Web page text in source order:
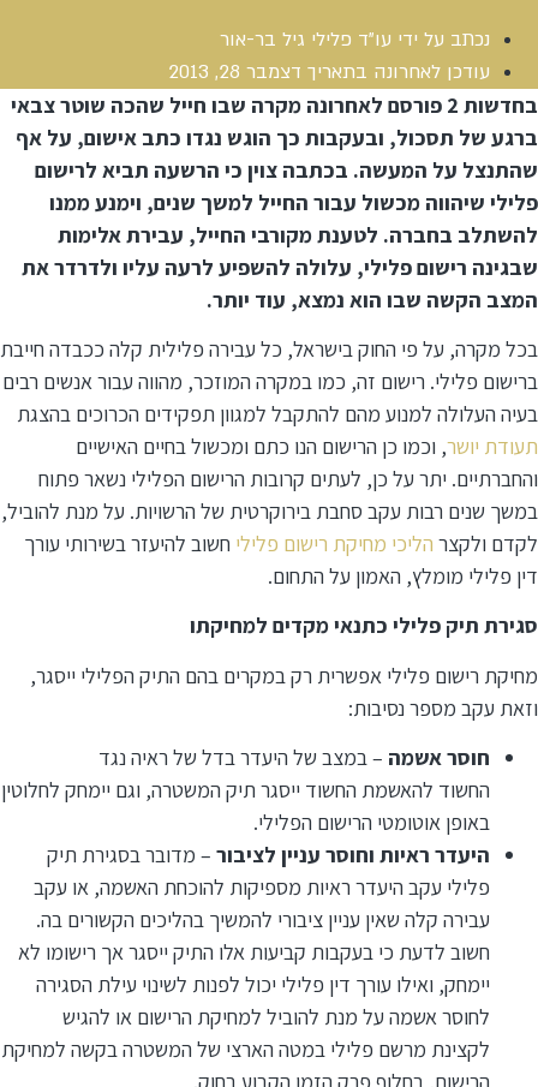
נכתב על ידי עו"ד פלילי גיל בר-אור
עודכן לאחרונה בתאריך דצמבר 28, 2013
בחדשות 2 פורסם לאחרונה מקרה שבו חייל שהכה שוטר צבאי
ברגע של תסכול, ובעקבות כך הוגש נגדו כתב אישום, על אף
שהתנצל על המעשה. בכתבה צוין כי הרשעה תביא לרישום
פלילי שיהווה מכשול עבור החייל למשך שנים, וימנע ממנו
להשתלב בחברה. לטענת מקורבי החייל, עבירת אלימות
שבגינה רישום פלילי, עלולה להשפיע לרעה עליו ולדרדר את
המצב הקשה שבו הוא נמצא, עוד יותר.
בכל מקרה, על פי החוק בישראל, כל עבירה פלילית קלה ככבדה חייבת
ברישום פלילי. רישום זה, כמו במקרה המוזכר, מהווה עבור אנשים רבים
בעיה העלולה למנוע מהם להתקבל למגוון תפקידים הכרוכים בהצגת
תעודת יושר, וכמו כן הרישום הנו כתם ומכשול בחיים האישיים
והחברתיים. יתר על כן, לעתים קרובות הרישום הפלילי נשאר פתוח
במשך שנים רבות עקב סחבת בירוקרטית של הרשויות. על מנת להוביל,
לקדם ולקצר הליכי מחיקת רישום פלילי חשוב להיעזר בשירותי עורך
דין פלילי מומלץ, האמון על התחום.
סגירת תיק פלילי כתנאי מקדים למחיקתו
מחיקת רישום פלילי אפשרית רק במקרים בהם התיק הפלילי ייסגר,
וזאת עקב מספר נסיבות:
חוסר אשמה – במצב של היעדר בדל של ראיה נגד
החשוד להאשמת החשוד ייסגר תיק המשטרה, וגם יימחק לחלוטין
באופן אוטומטי הרישום הפלילי.
היעדר ראיות וחוסר עניין לציבור – מדובר בסגירת תיק
פלילי עקב היעדר ראיות מספיקות להוכחת האשמה, או עקב
עבירה קלה שאין עניין ציבורי להמשיך בהליכים הקשורים בה.
חשוב לדעת כי בעקבות קביעות אלו התיק ייסגר אך רישומו לא
יימחק, ואילו עורך דין פלילי יכול לפנות לשינוי עילת הסגירה
לחוסר אשמה על מנת להוביל למחיקת הרישום או להגיש
לקצינת מרשם פלילי במטה הארצי של המשטרה בקשה למחיקת